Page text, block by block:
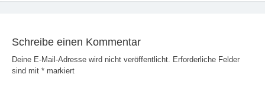
Schreibe einen Kommentar
Deine E-Mail-Adresse wird nicht veröffentlicht. Erforderliche Felder
sind mit *markiert